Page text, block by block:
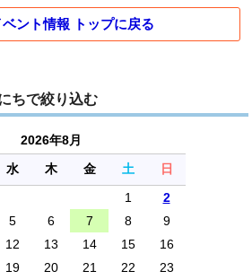
ント情報 トップに戻る
ちで絞り込む
2026年8月
水 木 金 土 日
1
2
5 6 7 8
9
12 13 14 15
16
19 20 21 22
23